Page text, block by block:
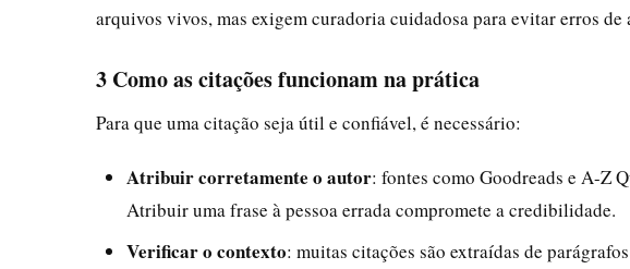
arquivos vivos, mas exigem curadoria cuidadosa para evitar erros de
3 Como as citações funcionam na prática
Para que uma citação seja útil e confiável, é necessário:
Atribuir corretamente o autor: fontes como Goodreads e A-Z
Atribuir uma frase à pessoa errada compromete a credibilidade.
Verificar o contexto: muitas citações são extraídas de